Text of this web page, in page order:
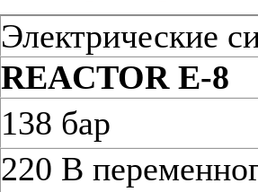
Электрические
REACTOR E-8
138 бар
220 В